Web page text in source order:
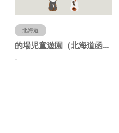
北海道
的場児童遊園（北海道函館市）
-